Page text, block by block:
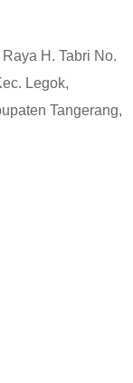
H. Tabri No.
Legok,
Tangerang,